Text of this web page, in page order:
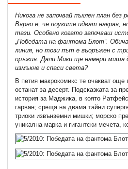
Никога не започвай пъклен план без
Вярно е, че поуките идват накрая,
тази. Особено когато започваш
„Победата на фантома Блот“.
линия, но този път е въоръжен с
оръжия. Дали Мики ще намери миша
измъкне и спаси света?
В петия макрокомикс те очакват още
останат за десерт. Подсказката за
история за Маджика, в която
гарван; среща на двама тайни
триоки извънземни мишки; морско
уникална марка и гигантски мечета,